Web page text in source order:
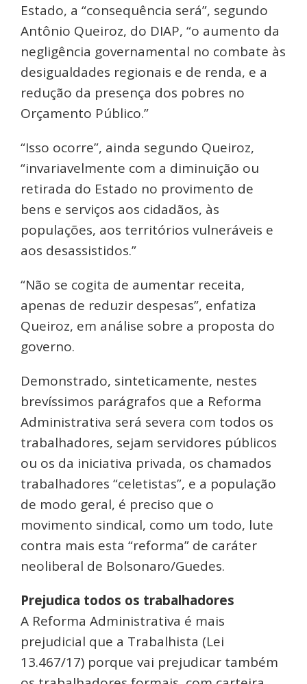
Estado, a “consequência será”, segundo
Antônio Queiroz, do DIAP, “o aumento da
negligência governamental no combate às
desigualdades regionais e de renda, e a
redução da presença dos pobres no
Orçamento Público.”
“Isso ocorre”, ainda segundo Queiroz,
“invariavelmente com a diminuição ou
retirada do Estado no provimento de
bens e serviços aos cidadãos, às
populações, aos territórios vulneráveis e
aos desassistidos.”
“Não se cogita de aumentar receita,
apenas de reduzir despesas”, enfatiza
Queiroz, em análise sobre a proposta do
governo.
Demonstrado, sinteticamente, nestes
brevíssimos parágrafos que a Reforma
Administrativa será severa com todos os
trabalhadores, sejam servidores públicos
ou os da iniciativa privada, os chamados
trabalhadores “celetistas”, e a população
de modo geral, é preciso que o
movimento sindical, como um todo, lute
contra mais esta “reforma” de caráter
neoliberal de Bolsonaro/Guedes.
Prejudica todos os trabalhadores
A Reforma Administrativa é mais
prejudicial que a Trabalhista (Lei
13.467/17) porque vai prejudicar também